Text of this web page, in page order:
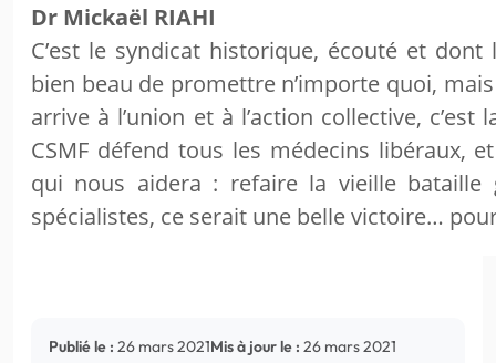
Dr Mickaël RIAHI
C’est le syndicat historique, écouté et dont
bien beau de promettre n’importe quoi,
arrive à l’union et à l’action collective, c’est
CSMF défend tous les médecins libéraux,
qui nous aidera : refaire la vieille bataille
spécialistes, ce serait une belle victoire…
Publié le : 26 mars 2021Mis à jour le : 26 mars 2021